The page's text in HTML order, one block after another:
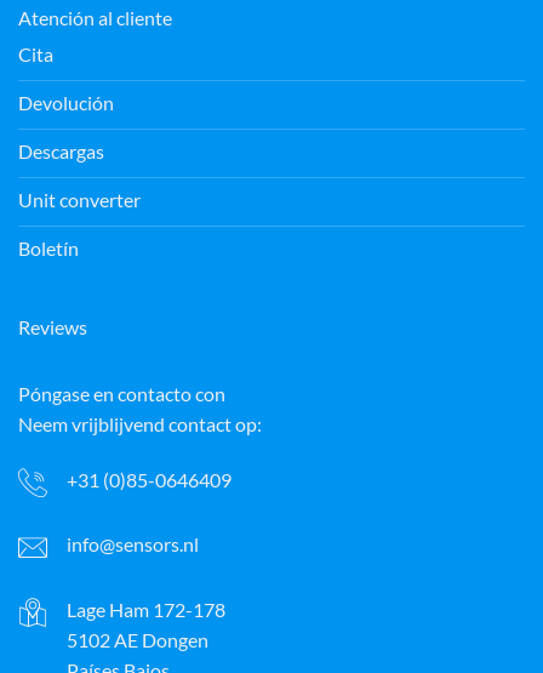
Atención al cliente
Cita
Devolución
Descargas
Unit converter
Boletín
Reviews
Póngase en contacto con
Neem vrijblijvend contact op:
+31 (0)85-0646409
info@sensors.nl
Lage Ham 172-178
5102 AE Dongen